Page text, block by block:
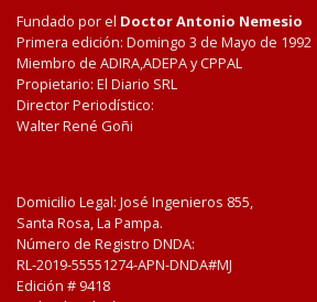
Fundado por el Doctor Antonio Nemesio
Primera edición: Domingo 3 de Mayo de 1992
Miembro de ADIRA,ADEPA y CPPAL
Propietario: El Diario SRL
Director Periodístico:
Walter René Goñi
Domicilio Legal: José Ingenieros 855,
Santa Rosa, La Pampa.
Número de Registro DNDA:
RL-2019-55551274-APN-DNDA#MJ
Edición # 9418